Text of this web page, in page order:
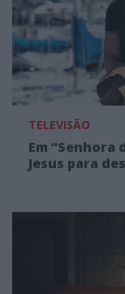
TELEVISÃO
Em “Senhora
Jesus para